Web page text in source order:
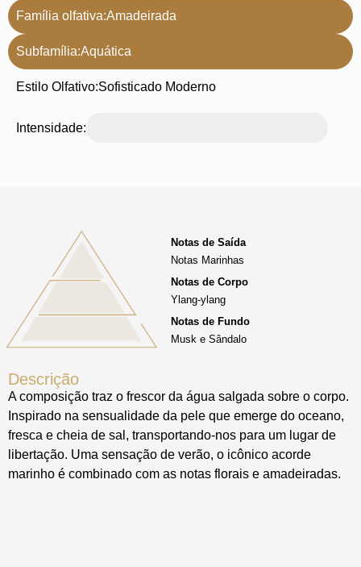
Família olfativa:Amadeirada
Subfamília:Aquática
Estilo Olfativo:Sofisticado Moderno
Intensidade:
Descrição
A composição traz o frescor da água salgada sobre o corpo.
Inspirado na sensualidade da pele que emerge do oceano,
fresca e cheia de sal, transportando-nos para um lugar de
libertação. Uma sensação de verão, o icônico acorde
marinho é combinado com as notas florais e amadeiradas.
Notas de Saída
Notas Marinhas
Notas de Corpo
Ylang-ylang
Notas de Fundo
Musk e Sândalo